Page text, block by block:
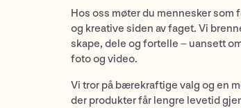
Hos oss møter du mennesker som
og kreative siden av faget. Vi
skape, dele og fortelle – uansett
foto og video.
Vi tror på bærekraftige valg og en
der produkter får lengre levetid